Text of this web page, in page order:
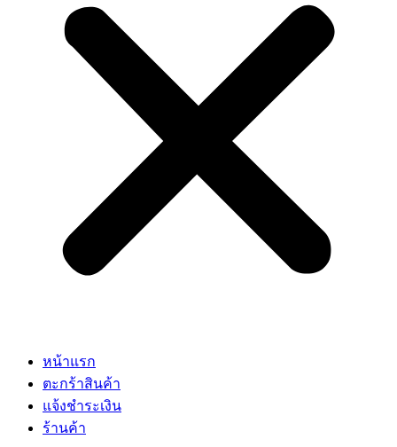
หน้าแรก
ตะกร้าสินค้า
แจ้งชำระเงิน
ร้านค้า